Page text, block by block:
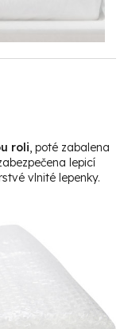
roli, poté zabalena
lepicí
vlnité lepenky.